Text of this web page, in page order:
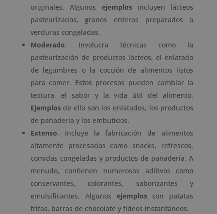
originales. Algunos ejemplosincluyen lácteos
pasteurizados, granos enteros preparados o
verduras congeladas.
Moderado. Involucra técnicas como la
pasteurización de productos lácteos, el enlatado
de legumbres o la cocción de alimentos listos
para comer. Estos procesos pueden cambiar la
textura, el sabor y la vida útil del alimento.
Ejemplosde ello son los enlatados, los productos
de panadería y los embutidos.
Extenso. Incluye la fabricación de alimentos
altamente procesados como snacks, refrescos,
comidas congeladas y productos de panadería. A
menudo, contienen numerosos aditivos como
conservantes, colorantes, saborizantes y
emulsificantes. Algunos ejemplosson patatas
fritas, barras de chocolate y fideos instantáneos.